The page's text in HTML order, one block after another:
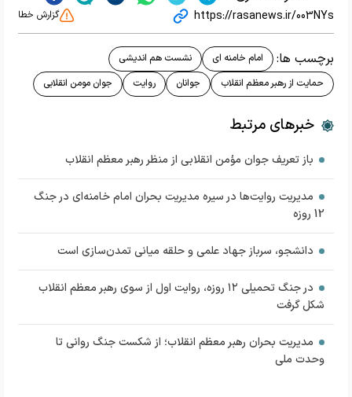
https://rasanews.ir/003NYs گزارش خطا
برچسب ها: امام خامنه ای
نشست هم اندیشی
حمایت از رهبر معظم انقلاب
جوانان روایت جوان مومن انقلابی
خبرهای مرتبط
باز تعریف جوان مؤمن انقلابی از منظر رهبر معظم انقلاب
مدیریت روایت‌ها در سیره مدیریت بحران امام خامنه‌ای در جنگ
12 روزه
دانشجو، سرباز جهاد علمی و حلقه میانی تمدن‌سازی است
در جنگ تحمیلی ۱۲ روزه، روایت اول از سوی رهبر معظم انقلاب
شکل گرفت
مدیریت بحران رهبر معظم انقلاب؛ از شکست جنگ روانی تا
وحدت ملی